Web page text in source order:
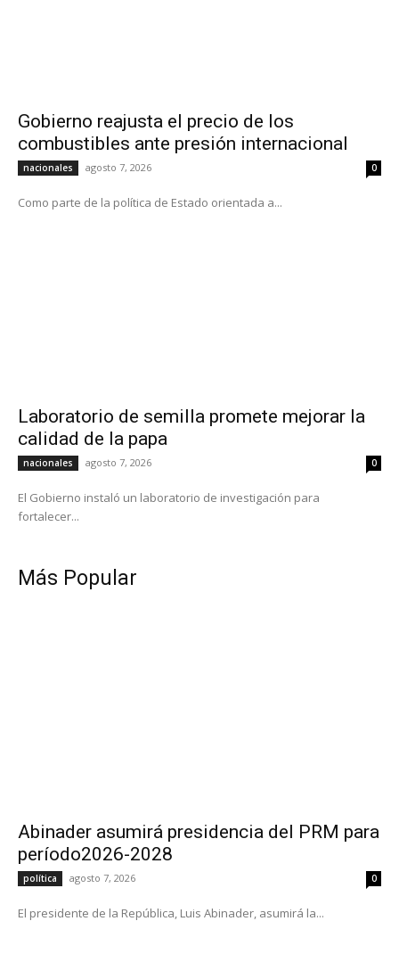
Gobierno reajusta el precio de los
combustibles ante presión internacional
nacionales agosto 7, 2026 0
Como parte de la política de Estado orientada a...
Laboratorio de semilla promete mejorar la
calidad de la papa
nacionales agosto 7, 2026 0
El Gobierno instaló un laboratorio de investigación para
fortalecer...
Más Popular
Abinader asumirá presidencia del PRM para
período2026-2028
política agosto 7, 2026 0
El presidente de la República, Luis Abinader, asumirá la...